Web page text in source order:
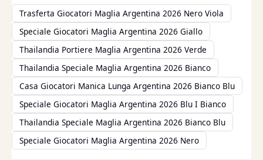
Trasferta Giocatori Maglia Argentina 2026 Nero Viola
Speciale Giocatori Maglia Argentina 2026 Giallo
Thailandia Portiere Maglia Argentina 2026 Verde
Thailandia Speciale Maglia Argentina 2026 Bianco
Casa Giocatori Manica Lunga Argentina 2026 Bianco Blu
Speciale Giocatori Maglia Argentina 2026 Blu I Bianco
Thailandia Speciale Maglia Argentina 2026 Bianco Blu
Speciale Giocatori Maglia Argentina 2026 Nero